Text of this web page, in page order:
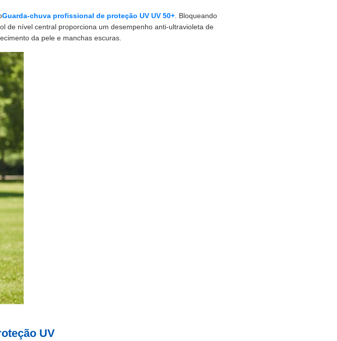
Guarda-chuva profissional de proteção UV UV 50+ . Bloqueando
de nível central proporciona um desempenho anti-ultravioleta de
da pele e manchas escuras.
UV